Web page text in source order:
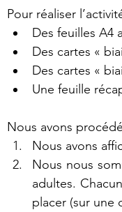
Pour réaliser
Des feuilles A4
Des cartes «
Des cartes «
Une feuille
Nous avons procédé
Nous avons
Nous nous
adultes.
placer (sur une